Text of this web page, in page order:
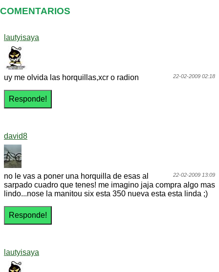
COMENTARIOS
lautyisaya
22-02-2009 02:18
uy me olvida las horquillas,xcr o radion
david8
22-02-2009 13:09
no le vas a poner una horquilla de esas al
sarpado cuadro que tenes! me imagino jaja compra algo mas
lindo...nose la manitou six esta 350 nueva esta esta linda ;)
lautyisaya